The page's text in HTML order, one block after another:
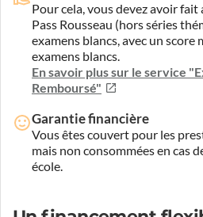
Pour cela, vous devez avoir fait
Pass Rousseau (hors séries
examens blancs, avec un score
examens blancs.
En savoir plus sur le service
Remboursé"
Garantie financière
Vous êtes couvert pour les
mais non consommées en cas
école.